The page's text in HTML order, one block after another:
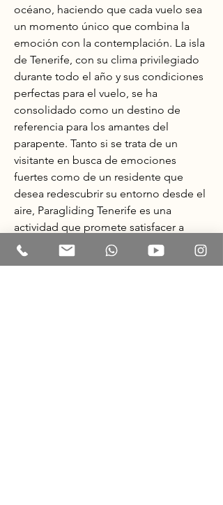
océano, haciendo que cada vuelo sea
un momento único que combina la
emoción con la contemplación. La isla
de Tenerife, con su clima privilegiado
durante todo el año y sus condiciones
perfectas para el vuelo, se ha
consolidado como un destino de
referencia para los amantes del
parapente. Tanto si se trata de un
visitante en busca de emociones
fuertes como de un residente que
desea redescubrir su entorno desde el
aire, Paragliding Tenerife es una
actividad que promete satisfacer a
todos. Desde la organización
profesional que garantiza vuelos